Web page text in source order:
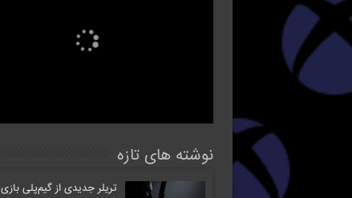
نوشته های تازه
تریلر جدیدی از گیم‌پلی بازی